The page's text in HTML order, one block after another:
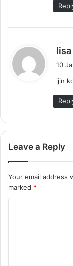
lisa
:
10
ijin
Leave a Reply
Your email address
marked *